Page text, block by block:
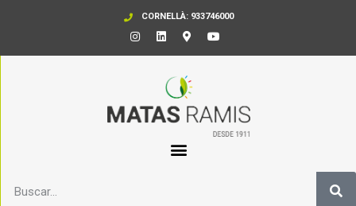
CORNELLÀ: 933746000